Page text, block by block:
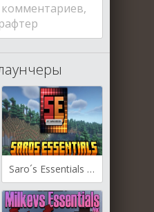
Saro´s Essentials для Майнкрафт [1.21.3, 1.21.1, 1.21]